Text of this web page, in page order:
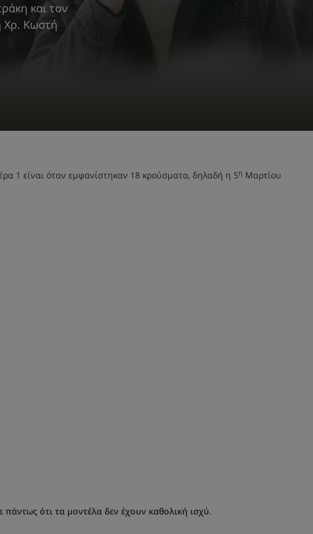
και τον
Χρ. Κωστή
1 είναι όταν εμφανίστηκαν 18 κρούσματα, δηλαδή η 5η Μαρτίου
ότι τα μοντέλα δεν έχουν καθολική ισχύ.